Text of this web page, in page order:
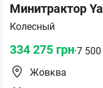
Минитрактор
Колесный
334 275 грн·7 500
Жовква